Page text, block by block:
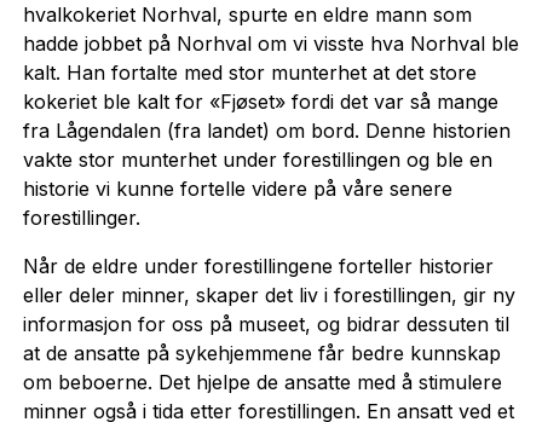
hvalkokeriet Norhval, spurte en eldre mann som
hadde jobbet på Norhval om vi visste hva Norhval ble
kalt. Han fortalte med stor munterhet at det store
kokeriet ble kalt for «Fjøset» fordi det var så mange
fra Lågendalen (fra landet) om bord. Denne historien
vakte stor munterhet under forestillingen og ble en
historie vi kunne fortelle videre på våre senere
forestillinger.
Når de eldre under forestillingene forteller historier
eller deler minner, skaper det liv i forestillingen, gir ny
informasjon for oss på museet, og bidrar dessuten til
at de ansatte på sykehjemmene får bedre kunnskap
om beboerne. Det hjelpe de ansatte med å stimulere
minner også i tida etter forestillingen. En ansatt ved et